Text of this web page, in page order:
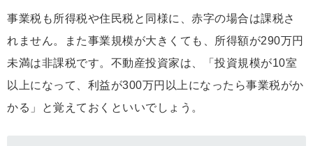
事業税も所得税や住民税と同様に、赤字の場合は課税さ
れません。また事業規模が大きくても、所得額が290万円
未満は非課税です。不動産投資家は、「投資規模が10室
以上になって、利益が300万円以上になったら事業税がか
かる」と覚えておくといいでしょう。